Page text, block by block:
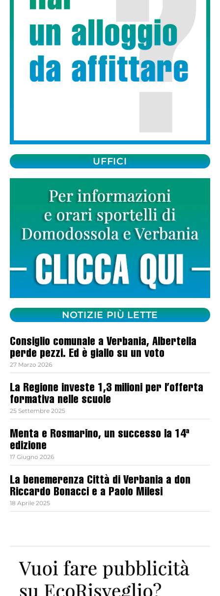
UFFICI
NOTIZIE PIÙ LETTE
Consiglio comunale a Verbania, Albertella
perde pezzi. Ed è giallo su un voto
27 Marzo 2026
La Regione investe 1,3 milioni per l’offerta
formativa nelle scuole
25 Settembre 2025
Menta e Rosmarino, un successo la 14ª
edizione
17 Giugno 2026
La benemerenza Città di Verbania a don
Riccardo Bonacci e a Paolo Milesi
18 Aprile 2025